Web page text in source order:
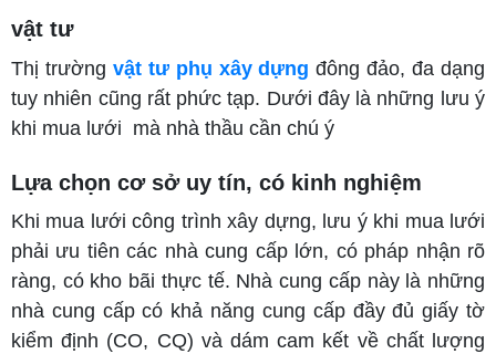
vật tư
Thị trường vật tư phụ xây dựng đông đảo, đa dạng
tuy nhiên cũng rất phức tạp. Dưới đây là những lưu ý
khi mua lưới mà nhà thầu cần chú ý
Lựa chọn cơ sở uy tín, có kinh nghiệm
Khi mua lưới công trình xây dựng, lưu ý khi mua lưới
phải ưu tiên các nhà cung cấp lớn, có pháp nhận rõ
ràng, có kho bãi thực tế. Nhà cung cấp này là những
nhà cung cấp có khả năng cung cấp đầy đủ giấy tờ
kiểm định (CO, CQ) và dám cam kết về chất lượng